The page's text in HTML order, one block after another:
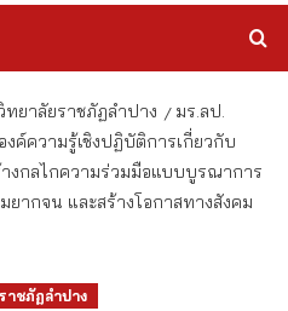
ยาลัยราชภัฏลำปาง
มร.ลป.
ค์ความรู้เชิงปฏิบัติการเกี่ยวกับ
างกลไกความร่วมมือแบบบูรณาการ
ยากจน และสร้างโอกาสทางสังคม
าชภัฏลำปาง